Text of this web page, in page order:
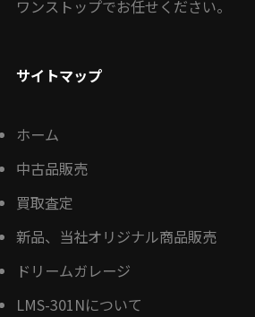
ワンストップでお任せください。
サイトマップ
ホーム
中古品販売
買取査定
新品、当社オリジナル商品販売
ドリームガレージ
LMS-301Nについて